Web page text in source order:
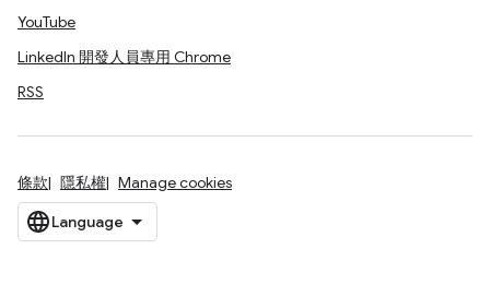
YouTube
LinkedIn 開發人員專用 Chrome
RSS
條款 隱私權 Manage cookies